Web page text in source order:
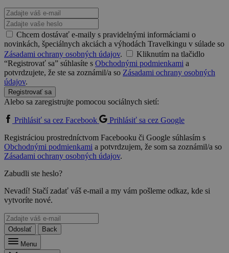
Chcem dostávať e-maily s pravidelnými informáciami o
novinkách, špeciálnych akciách a výhodách Travelkingu v súlade so
Zásadami ochrany osobných údajov.
Kliknutím na tlačidlo
“Registrovať sa” súhlasíte s Obchodnými podmienkami a
potvrdzujete, že ste sa zoznámil/a so Zásadami ochrany osobných
údajov.
Registrovať sa
Alebo sa zaregistrujte pomocou sociálnych sietí:
Prihlásiť sa cez Facebook
Prihlásiť sa cez Google
Registráciou prostredníctvom Facebooku či Google súhlasím s
Obchodnými podmienkami a potvrdzujem, že som sa zoznámil/a so
Zásadami ochrany osobných údajov.
Zabudli ste heslo?
Nevadí! Stačí zadať váš e-mail a my vám pošleme odkaz, kde si
vytvoríte nové.
Odoslať
Back
Menu